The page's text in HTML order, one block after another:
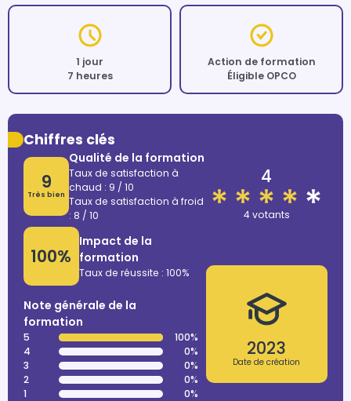
1 jour
7 heures
Action de formation
Éligible OPCO
Chiffres clés
9
Très bien
Qualité de la formation
Taux de satisfaction à
chaud : 9 / 10
Taux de satisfaction à froid
: 8 / 10
100%
Impact de la
formation
Taux de réussite : 100%
Note générale de la
formation
5
100%
4
0%
3
0%
2
0%
1
0%
4
4 votants
2023
Date de création